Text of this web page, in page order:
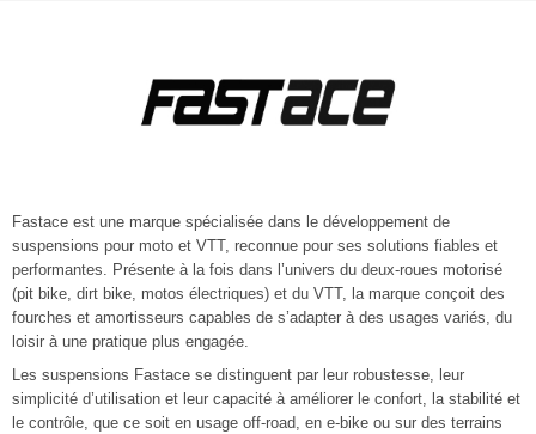
Fastace est une marque spécialisée dans le développement de
suspensions pour moto et VTT, reconnue pour ses solutions fiables et
performantes. Présente à la fois dans l’univers du deux-roues motorisé
(pit bike, dirt bike, motos électriques) et du VTT, la marque conçoit des
fourches et amortisseurs capables de s’adapter à des usages variés, du
loisir à une pratique plus engagée.
Les suspensions Fastace se distinguent par leur robustesse, leur
simplicité d’utilisation et leur capacité à améliorer le confort, la stabilité et
le contrôle, que ce soit en usage off-road, en e-bike ou sur des terrains